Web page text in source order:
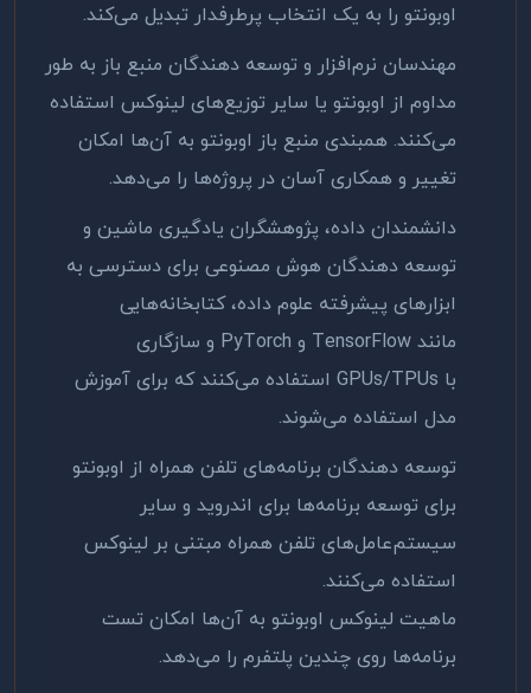
اوبونتو را به یک انتخاب پرطرفدار تبدیل می‌کند.
مهندسان نرم‌افزار و توسعه دهندگان منبع باز به طور
مداوم از اوبونتو یا سایر توزیع‌های لینوکس استفاده
می‌کنند. همبندی منبع باز اوبونتو به آن‌ها امکان
تغییر و همکاری آسان در پروژه‌ها را می‌دهد.
دانشمندان داده، پژوهشگران یادگیری ماشین و
توسعه دهندگان هوش مصنوعی برای دسترسی به
ابزارهای پیشرفته علوم داده، کتابخانه‌هایی
مانند TensorFlow و PyTorch و سازگاری
با GPUs/TPUs استفاده می‌کنند که برای آموزش
مدل استفاده می‌شوند.
توسعه دهندگان برنامه‌های تلفن همراه از اوبونتو
برای توسعه برنامه‌ها برای اندروید و سایر
سیستم‌عامل‌های تلفن همراه مبتنی بر لینوکس
استفاده می‌کنند.
ماهیت لینوکس اوبونتو به آن‌ها امکان تست
برنامه‌ها روی چندین پلتفرم را می‌دهد.